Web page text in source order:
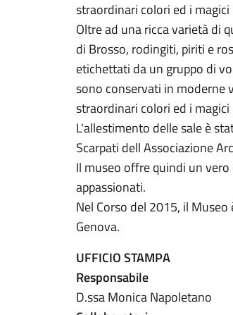
straordinari colori ed i magici
Oltre ad una ricca varietà di
di Brosso, rodingiti, piriti e
etichettati da un gruppo di
sono conservati in moderne
straordinari colori ed i magici
L'allestimento delle sale è
Scarpati dell Associazione
Il museo offre quindi un
appassionati.
Nel Corso del 2015, il
Genova.
UFFICIO STAMPA
Responsabile
D.ssa Monica Napoletano